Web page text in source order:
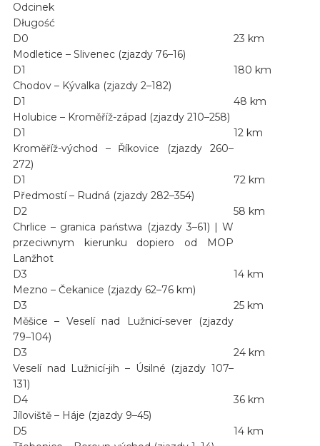
Odcinek
Długość
D0
Modletice – Slivenec (zjazdy 76–16)
23 km
D1
Chodov – Kývalka (zjazdy 2–182)
180 km
D1
Holubice – Kroměříž-západ (zjazdy 210–258)
48 km
D1
Kroměříž-východ – Říkovice (zjazdy 260–
272)
12 km
D1
Předmostí – Rudná (zjazdy 282–354)
72 km
D2
Chrlice – granica państwa (zjazdy 3–61) | W
przeciwnym kierunku dopiero od MOP
Lanžhot
58 km
D3
Mezno – Čekanice (zjazdy 62–76 km)
14 km
D3
Měšice – Veselí nad Lužnicí-sever (zjazdy
79–104)
25 km
D3
Veselí nad Lužnicí-jih – Úsilné (zjazdy 107–
131)
24 km
D4
Jíloviště – Háje (zjazdy 9–45)
36 km
D5
14 km